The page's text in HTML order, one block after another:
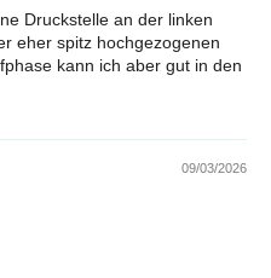
Druckstelle an der linken
eher spitz hochgezogenen
kann ich aber gut in den
09/03/2026